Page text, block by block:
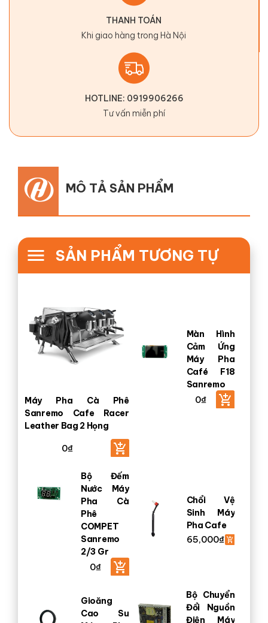
THANH TOÁN
Khi giao hàng trong Hà Nội
HOTLINE: 0919906266
Tư vấn miễn phí
MÔ TẢ SẢN PHẨM
SẢN PHẨM TƯƠNG TỰ
Máy Pha Cà Phê
Sanremo Cafe Racer
Leather Bag 2 Họng
0₫
Màn Hình
Cảm Ứng
Máy Pha
Café F18
Sanremo
0₫
Bộ Đếm
Nước Máy
Pha Cà
Phê
COMPET
Sanremo
2/3 Gr
0₫
Chổi Vệ
Sinh Máy
Pha Cafe
65,000₫
Gioăng
Cao Su
Bộ Chuyển
Đổi Nguồn
Điện Máy